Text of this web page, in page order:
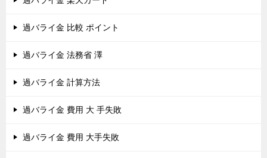
過バライ金 比較 ポイント
過バライ金 法務省 澤
過バライ金 計算方法
過バライ金 費用 大 手失敗
過バライ金 費用 大手失敗